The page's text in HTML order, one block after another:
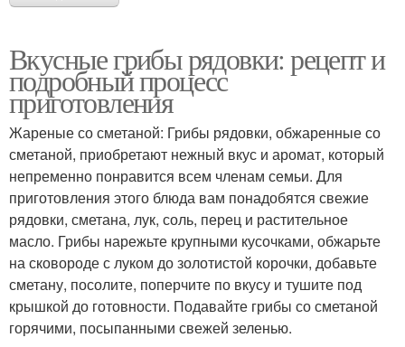
Вкусные грибы рядовки: рецепт и
подробный процесс
приготовления
Жареные со сметаной: Грибы рядовки, обжаренные со
сметаной, приобретают нежный вкус и аромат, который
непременно понравится всем членам семьи. Для
приготовления этого блюда вам понадобятся свежие
рядовки, сметана, лук, соль, перец и растительное
масло. Грибы нарежьте крупными кусочками, обжарьте
на сковороде с луком до золотистой корочки, добавьте
сметану, посолите, поперчите по вкусу и тушите под
крышкой до готовности. Подавайте грибы со сметаной
горячими, посыпанными свежей зеленью.